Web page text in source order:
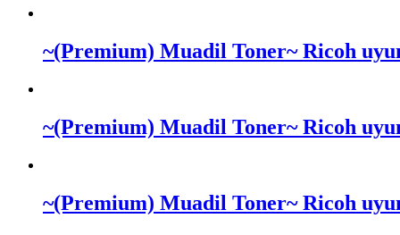
~(Premium) Muadil Toner~ Ricoh
~(Premium) Muadil Toner~ Ricoh
~(Premium) Muadil Toner~ Ricoh